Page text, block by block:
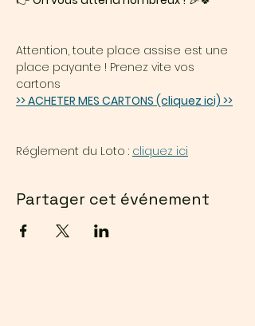
Attention, toute place assise est une
place payante ! Prenez vite vos
cartons
>> ACHETER MES CARTONS (cliquez ici) >>
Réglement du Loto : cliquez ici
Partager cet événement